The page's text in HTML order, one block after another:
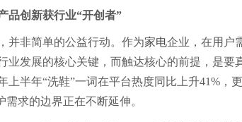
品创新获行业“开创者”
非简单的公益行动。作为家电企业，在用户
业发展的核心关键，而触达核心的前提，是要
上半年“洗鞋”一词在平台热度同比上升41%，
求的边界正在不断延伸。